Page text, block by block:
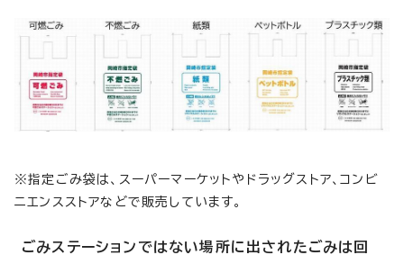
※指定ごみ袋は、スーパーマーケットやドラッグストア、コンビ
ニエンスストアなどで販売しています。
ごみステーションではない場所に出されたごみは回